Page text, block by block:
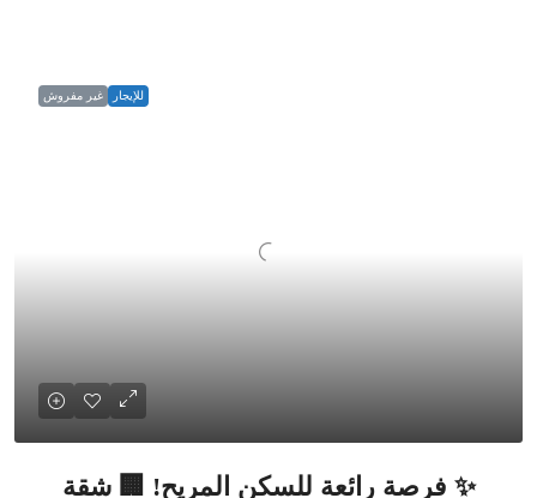
للإيجار غير مفروش
✨ فرصة رائعة للسكن المريح! 🏢 شقة